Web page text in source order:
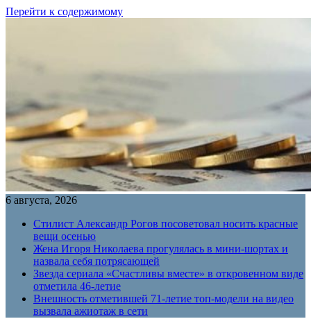
Перейти к содержимому
6 августа, 2026
Стилист Александр Рогов посоветовал носить красные
вещи осенью
Жена Игоря Николаева прогулялась в мини-шортах и
назвала себя потрясающей
Звезда сериала «Счастливы вместе» в откровенном виде
отметила 46-летие
Внешность отметившей 71-летие топ-модели на видео
вызвала ажиотаж в сети